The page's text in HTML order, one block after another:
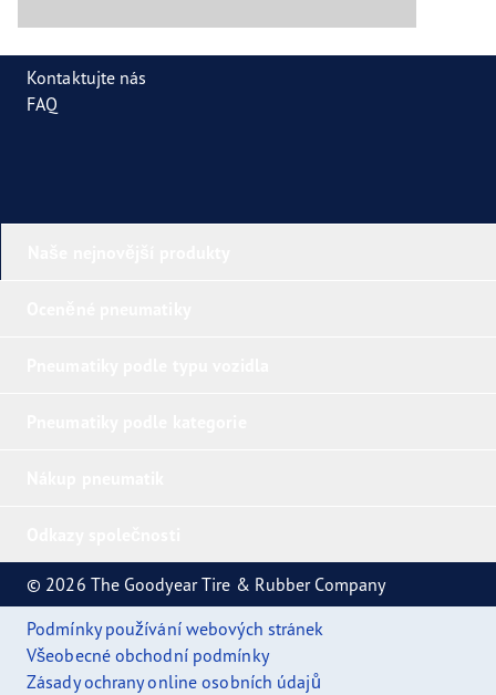
Kontaktujte nás
FAQ
© 2026 The Goodyear Tire & Rubber Company
Podmínky používání webových stránek
Všeobecné obchodní podmínky
Zásady ochrany online osobních údajů